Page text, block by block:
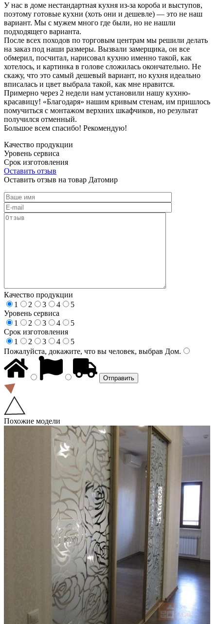
У нас в доме нестандартная кухня из-за короба и выступов,
поэтому готовые кухни (хоть они и дешевле) — это не наш
вариант. Мы с мужем много где были, но не нашли
подходящего варианта.
После всех походов по торговым центрам мы решили делать
на заказ под наши размеры. Вызвали замерщика, он все
обмерил, посчитал, нарисовал кухню именно такой, как
хотелось, и картинка в голове сложилась окончательно. Не
скажу, что это самый дешевый вариант, но кухня идеально
вписалась и цвет выбрала такой, как мне нравится.
Примерно через 2 недели нам установили нашу кухню-
красавицу! «Благодаря» нашим кривым стенам, им пришлось
помучиться с монтажом верхних шкафчиков, но результат
получился отменный.
Большое всем спасибо! Рекомендую!
Качество продукции
Уровень сервиса
Срок изготовления
Оставить отзыв
Оставить отзыв на товар Датомир
Качество продукции
1
2 3 4
5
Уровень сервиса
1
2 3 4
5
Срок изготовления
1
2 3 4
5
Пожалуйста, докажите, что вы человек, выбрав Дом.
Похожие модели